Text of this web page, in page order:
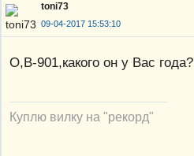
toni73
09-04-2017 15:53:10
О,В-901,какого он у Вас года?
Куплю вилку на "рекорд"